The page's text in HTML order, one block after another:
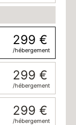
299 €
/hébergement
299 €
/hébergement
299 €
/hébergement